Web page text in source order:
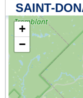
SAINT-
+
−